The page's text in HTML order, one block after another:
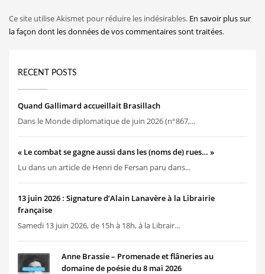
Ce site utilise Akismet pour réduire les indésirables. En savoir plus sur
la façon dont les données de vos commentaires sont traitées.
RECENT POSTS
Quand Gallimard accueillait Brasillach
Dans le Monde diplomatique de juin 2026 (n°867,...
« Le combat se gagne aussi dans les (noms de) rues… »
Lu dans un article de Henri de Fersan paru dans...
13 juin 2026 : Signature d’Alain Lanavère à la Librairie
française
Samedi 13 juin 2026, de 15h à 18h, à la Librair...
Anne Brassie – Promenade et flâneries au
domaine de poésie du 8 mai 2026